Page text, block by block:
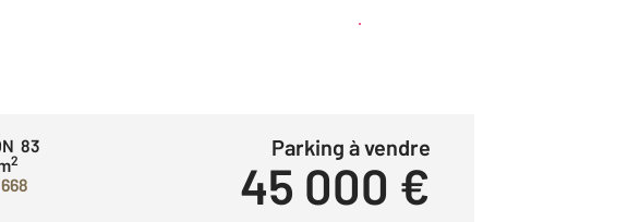
Créer une alerte
83
2 Parking à vendre
45 000 €